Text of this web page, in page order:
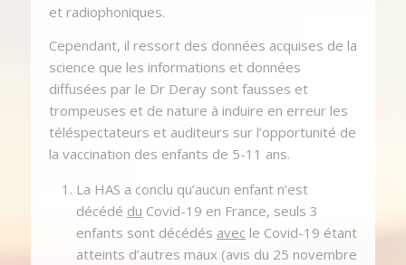
et radiophoniques.
Cependant, il ressort des données acquises de la
science que les informations et données
diffusées par le Dr Deray sont fausses et
trompeuses et de nature à induire en erreur les
téléspectateurs et auditeurs sur l’opportunité de
la vaccination des enfants de 5-11 ans.
La HAS a conclu qu’aucun enfant n’est
décédé du Covid-19 en France, seuls 3
enfants sont décédés avec le Covid-19 étant
atteints d’autres maux (avis du 25 novembre